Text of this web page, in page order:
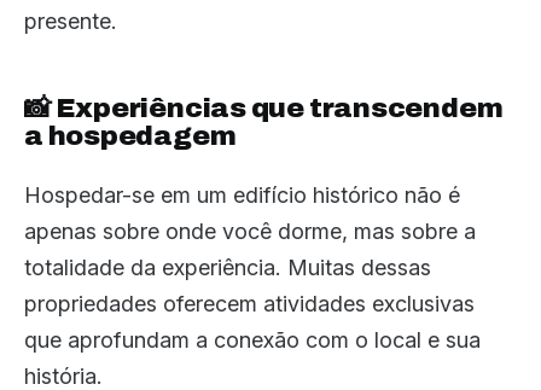
presente.
📸 Experiências que transcendem
a hospedagem
Hospedar-se em um edifício histórico não é
apenas sobre onde você dorme, mas sobre a
totalidade da experiência. Muitas dessas
propriedades oferecem atividades exclusivas
que aprofundam a conexão com o local e sua
história.